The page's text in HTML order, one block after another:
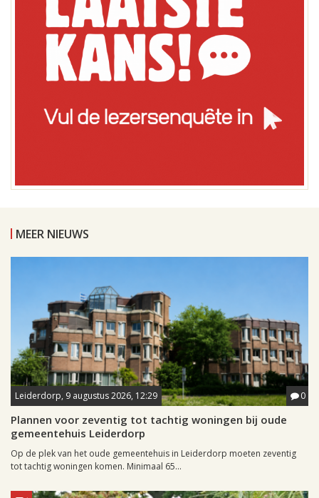
MEER NIEUWS
Leiderdorp, 9 augustus 2026, 12:29 0
Plannen voor zeventig tot tachtig woningen bij oude
gemeentehuis Leiderdorp
Op de plek van het oude gemeentehuis in Leiderdorp moeten zeventig
tot tachtig woningen komen. Minimaal 65...